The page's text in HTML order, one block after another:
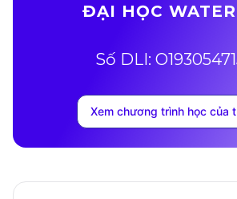
ĐẠI HỌC
Số DLI:
Xem chương trình học của